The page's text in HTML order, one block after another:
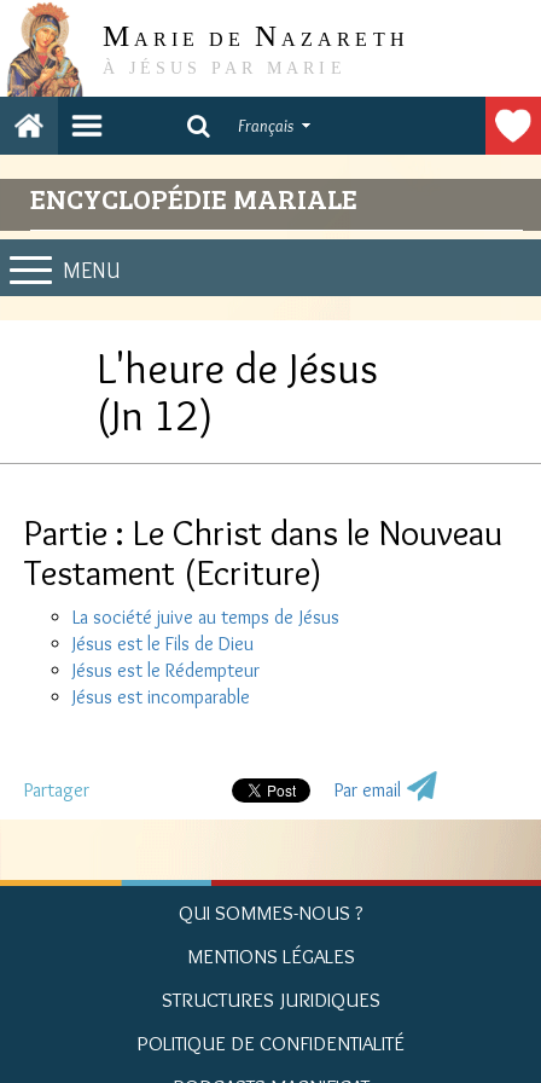
M ARIE DE N AZARETH
À JÉSUS PAR MARIE
Français
ENCYCLOPÉDIE MARIALE
MENU
L'heure de Jésus
(Jn 12)
Partie : Le Christ dans le Nouveau
Testament (Ecriture)
La société juive au temps de Jésus
Jésus est le Fils de Dieu
Jésus est le Rédempteur
Jésus est incomparable
Partager Par email
QUI SOMMES-NOUS ?
MENTIONS LÉGALES
STRUCTURES JURIDIQUES
POLITIQUE DE CONFIDENTIALITÉ